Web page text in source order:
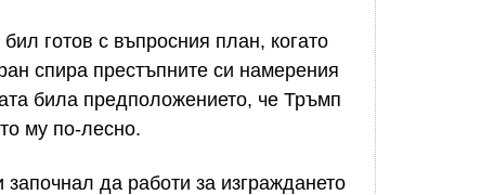
готов с въпросния план, когато
спира престъпните си намерения
била предположението, че Тръмп
му по-лесно.
да работи за изграждането